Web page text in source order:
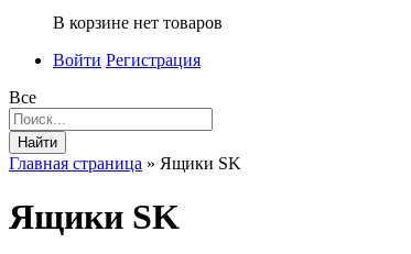
В корзине нет товаров
Войти Регистрация
Все
Найти
Главная страница » Ящики SK
Ящики SK